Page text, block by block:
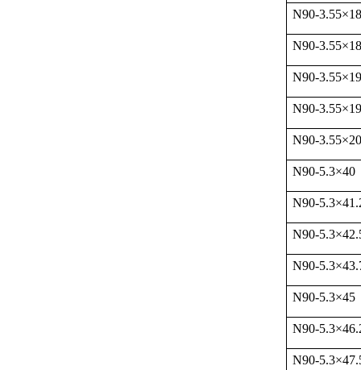
N90-3.55×
N90-3.55×
N90-3.55×
N90-3.55×
N90-3.55×
N90-5.3×40
N90-5.3×
N90-5.3×
N90-5.3×
N90-5.3×45
N90-5.3×
N90-5.3×